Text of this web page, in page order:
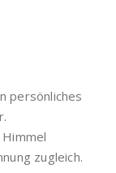
persönliches
zugleich.